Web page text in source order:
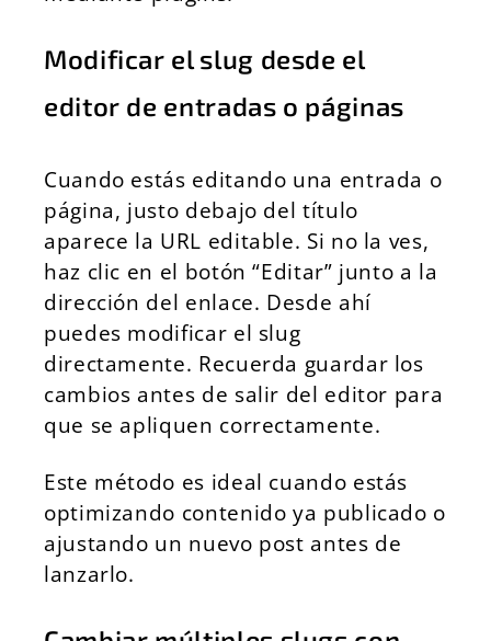
Modificar el slug desde el
editor de entradas o páginas
Cuando estás editando una entrada o
página, justo debajo del título
aparece la URL editable. Si no la ves,
haz clic en el botón “Editar” junto a la
dirección del enlace. Desde ahí
puedes modificar el slug
directamente. Recuerda guardar los
cambios antes de salir del editor para
que se apliquen correctamente.
Este método es ideal cuando estás
optimizando contenido ya publicado o
ajustando un nuevo post antes de
lanzarlo.